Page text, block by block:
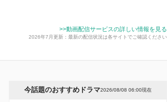
>>動画配信サービスの詳しい情報を見る
2026年7月更新：最新の配信状況は各サイトでご確認ください
今話題のおすすめドラマ2026/08/08 06:00現在